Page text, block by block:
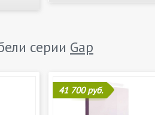
серии Gap
41 700 руб.